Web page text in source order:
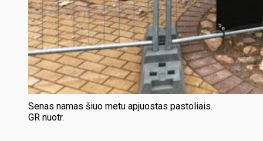
Senas namas šiuo metu apjuostas pastoliais.
GR nuotr.